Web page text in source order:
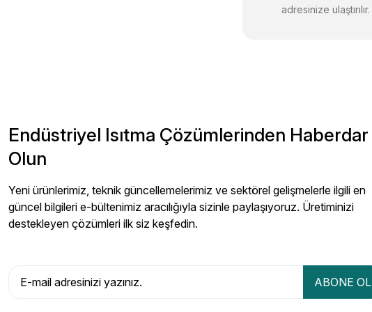
adresinize ulaştırılır.
Endüstriyel Isıtma Çözümlerinden Haberdar
Olun
Yeni ürünlerimiz, teknik güncellemelerimiz ve sektörel gelişmelerle ilgili en
güncel bilgileri e-bültenimiz aracılığıyla sizinle paylaşıyoruz. Üretiminizi
destekleyen çözümleri ilk siz keşfedin.
ABONE OL